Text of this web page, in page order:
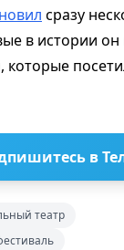
сразу
в истории он
которые
в
театр